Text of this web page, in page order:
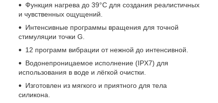
Функция нагрева до 39°C для создания реалистичных
и чувственных ощущений.
Интенсивные программы вращения для точной
стимуляции точки G.
12 программ вибрации от нежной до интенсивной.
Водонепроницаемое исполнение (IPX7) для
использования в воде и лёгкой очистки.
Изготовлен из мягкого и приятного для тела
силикона.